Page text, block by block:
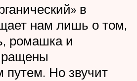
в
нам лишь о том,
ромашка и
путем. Но звучит